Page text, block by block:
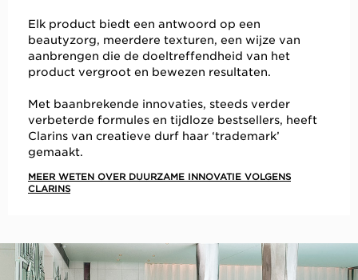
Elk product biedt een antwoord op een
beautyzorg, meerdere texturen, een wijze van
aanbrengen die de doeltreffendheid van het
product vergroot en bewezen resultaten.
Met baanbrekende innovaties, steeds verder
verbeterde formules en tijdloze bestsellers, heeft
Clarins van creatieve durf haar ‘trademark’
gemaakt.
MEER WETEN OVER DUURZAME INNOVATIE VOLGENS
CLARINS